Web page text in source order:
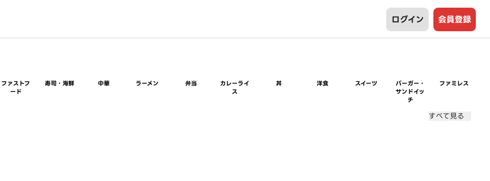
ログイン 会員登録
ファストフ
ード
寿司・海鮮 中華 ラーメン 弁当
カレーライ
ス
丼 洋食 スイーツ
バーガー・
サンドイッ
チ
ファミレス
すべて見る